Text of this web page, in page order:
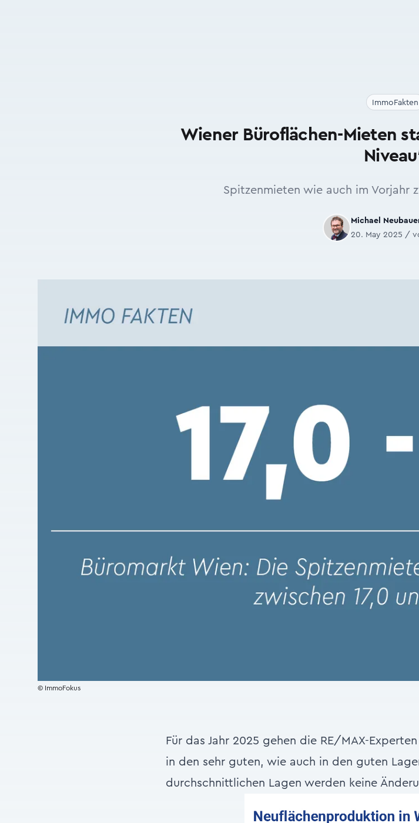
ImmoFakten
Wiener Büroflächen-Mieten
Spitzenmieten wie auch im Vorjahr
Michael
20. May 2025 /
© ImmoFokus
Für das Jahr 2025 gehen die RE/MAX-
in den sehr guten, wie auch in den guten
durchschnittlichen Lagen werden keine